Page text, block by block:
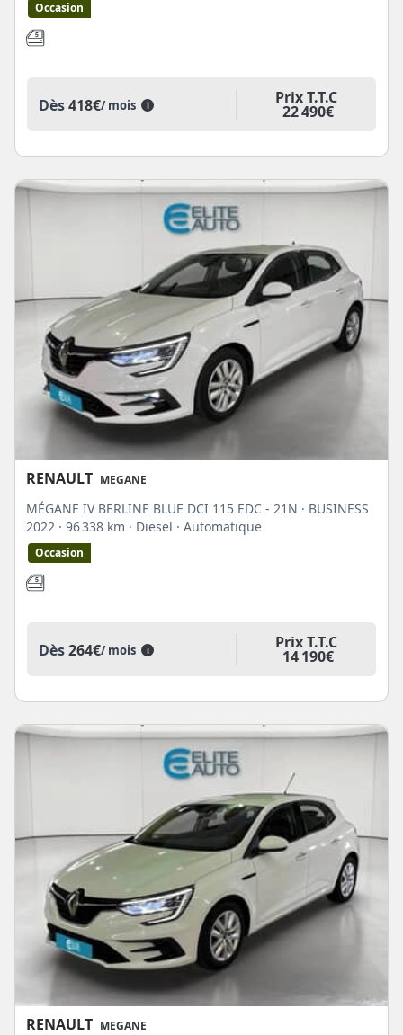
Occasion
Dès418€/ mois i Prix T.T.C
22 490€
RENAULT MEGANE
MÉGANE IV BERLINE BLUE DCI 115 EDC - 21N · BUSINESS
2022 · 96 338 km · Diesel · Automatique
Occasion
Dès264€/ mois i Prix T.T.C
14 190€
RENAULT MEGANE